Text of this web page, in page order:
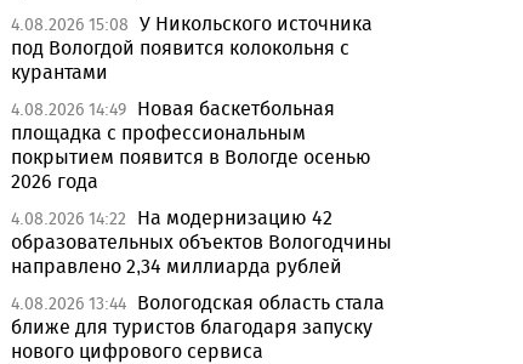
4.08.2026 15:08 У Никольского источника
под Вологдой появится колокольня с
курантами
4.08.2026 14:49 Новая баскетбольная
площадка с профессиональным
покрытием появится в Вологде осенью
2026 года
4.08.2026 14:22
На модернизацию 42
образовательных объектов Вологодчины
направлено 2,34 миллиарда рублей
4.08.2026 13:44 Вологодская область стала
ближе для туристов благодаря запуску
нового цифрового сервиса